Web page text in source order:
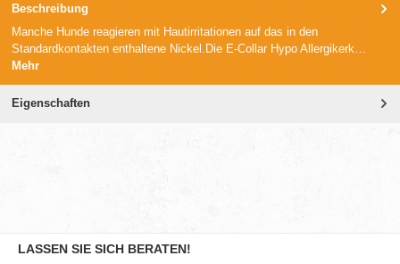
Beschreibung
Manche Hunde reagieren mit Hautirritationen auf das in den
Standardkontakten enthaltene Nickel.Die E-Collar Hypo Allergikerk…
Mehr
Eigenschaften
LASSEN SIE SICH BERATEN!